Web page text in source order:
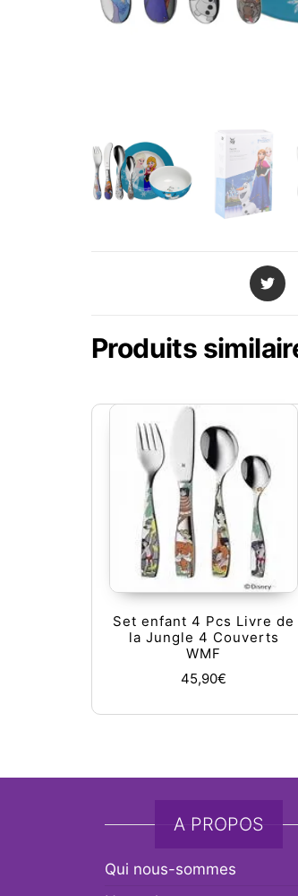
Produits
Set enfant 4 Pcs Livre de
la Jungle 4 Couverts
WMF
45,90€
A PROPOS
Qui nous-sommes